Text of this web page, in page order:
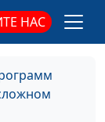
НАС
#42